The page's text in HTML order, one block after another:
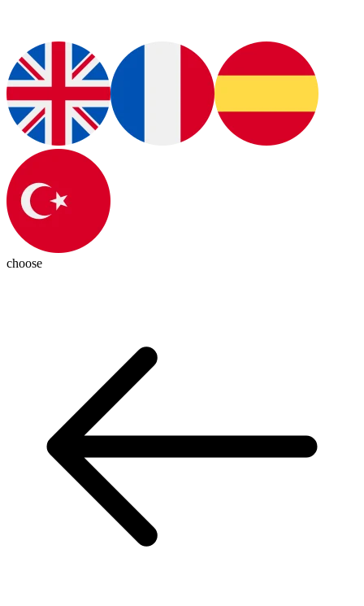
choose